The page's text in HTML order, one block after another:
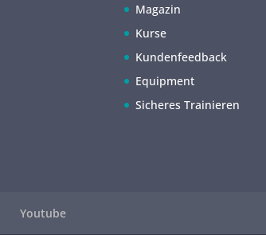
Magazin
Kurse
Kundenfeedback
Equipment
Sicheres Trainieren
Youtube